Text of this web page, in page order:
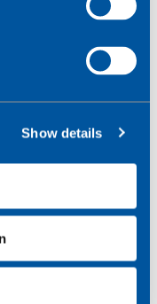
Show details
med
projekter
go-live, potentielt
kan de